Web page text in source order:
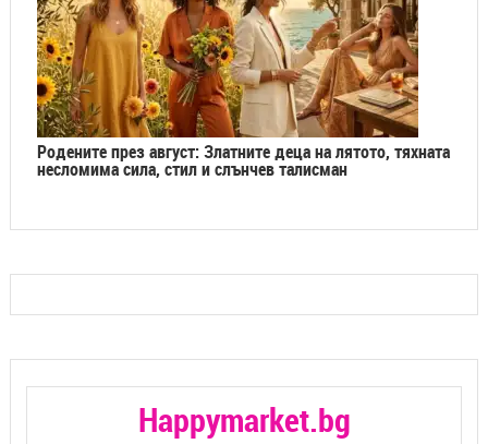
Родените през август: Златните деца на лятото, тяхната
несломима сила, стил и слънчев талисман
Happymarket.bg